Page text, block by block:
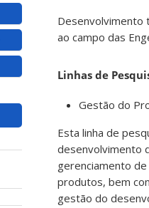
Desenvolvimento
ao campo das
Linhas de
Gestão do
Esta linha de
desenvolvimento
gerenciamento
produtos, bem
gestão do